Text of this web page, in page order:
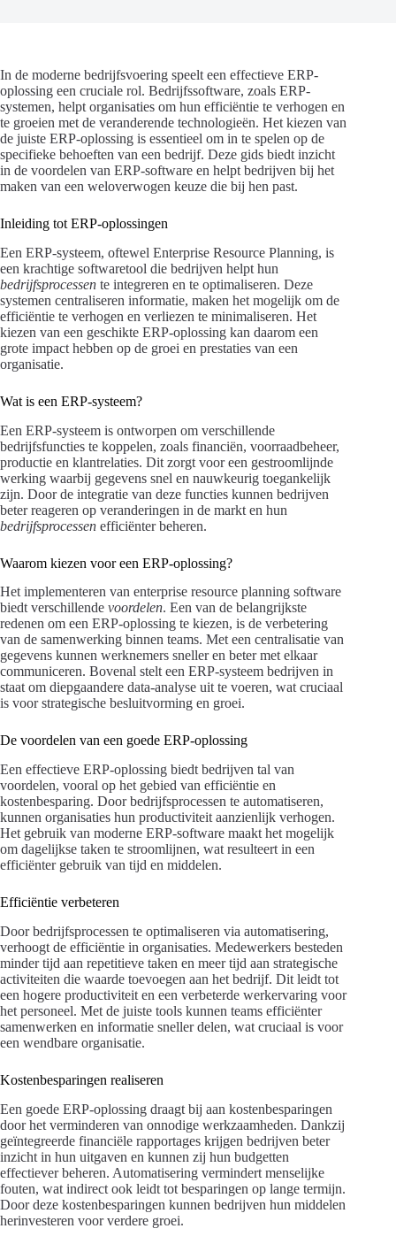
In de moderne bedrijfsvoering speelt een effectieve ERP-
oplossing een cruciale rol. Bedrijfssoftware, zoals ERP-
systemen, helpt organisaties om hun efficiëntie te verhogen en
te groeien met de veranderende technologieën. Het kiezen van
de juiste ERP-oplossing is essentieel om in te spelen op de
specifieke behoeften van een bedrijf. Deze gids biedt inzicht
in de voordelen van ERP-software en helpt bedrijven bij het
maken van een weloverwogen keuze die bij hen past.
Inleiding tot ERP-oplossingen
Een ERP-systeem, oftewel Enterprise Resource Planning, is
een krachtige softwaretool die bedrijven helpt hun
bedrijfsprocessen te integreren en te optimaliseren. Deze
systemen centraliseren informatie, maken het mogelijk om de
efficiëntie te verhogen en verliezen te minimaliseren. Het
kiezen van een geschikte ERP-oplossing kan daarom een
grote impact hebben op de groei en prestaties van een
organisatie.
Wat is een ERP-systeem?
Een ERP-systeem is ontworpen om verschillende
bedrijfsfuncties te koppelen, zoals financiën, voorraadbeheer,
productie en klantrelaties. Dit zorgt voor een gestroomlijnde
werking waarbij gegevens snel en nauwkeurig toegankelijk
zijn. Door de integratie van deze functies kunnen bedrijven
beter reageren op veranderingen in de markt en hun
bedrijfsprocessen efficiënter beheren.
Waarom kiezen voor een ERP-oplossing?
Het implementeren van enterprise resource planning software
biedt verschillende voordelen. Een van de belangrijkste
redenen om een ERP-oplossing te kiezen, is de verbetering
van de samenwerking binnen teams. Met een centralisatie van
gegevens kunnen werknemers sneller en beter met elkaar
communiceren. Bovenal stelt een ERP-systeem bedrijven in
staat om diepgaandere data-analyse uit te voeren, wat cruciaal
is voor strategische besluitvorming en groei.
De voordelen van een goede ERP-oplossing
Een effectieve ERP-oplossing biedt bedrijven tal van
voordelen, vooral op het gebied van efficiëntie en
kostenbesparing. Door bedrijfsprocessen te automatiseren,
kunnen organisaties hun productiviteit aanzienlijk verhogen.
Het gebruik van moderne ERP-software maakt het mogelijk
om dagelijkse taken te stroomlijnen, wat resulteert in een
efficiënter gebruik van tijd en middelen.
Efficiëntie verbeteren
Door bedrijfsprocessen te optimaliseren via automatisering,
verhoogt de efficiëntie in organisaties. Medewerkers besteden
minder tijd aan repetitieve taken en meer tijd aan strategische
activiteiten die waarde toevoegen aan het bedrijf. Dit leidt tot
een hogere productiviteit en een verbeterde werkervaring voor
het personeel. Met de juiste tools kunnen teams efficiënter
samenwerken en informatie sneller delen, wat cruciaal is voor
een wendbare organisatie.
Kostenbesparingen realiseren
Een goede ERP-oplossing draagt bij aan kostenbesparingen
door het verminderen van onnodige werkzaamheden. Dankzij
geïntegreerde financiële rapportages krijgen bedrijven beter
inzicht in hun uitgaven en kunnen zij hun budgetten
effectiever beheren. Automatisering vermindert menselijke
fouten, wat indirect ook leidt tot besparingen op lange termijn.
Door deze kostenbesparingen kunnen bedrijven hun middelen
herinvesteren voor verdere groei.